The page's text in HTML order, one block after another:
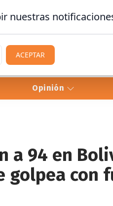
Opinión
a 94 en
golpea con
nuestras
ACEPTAR